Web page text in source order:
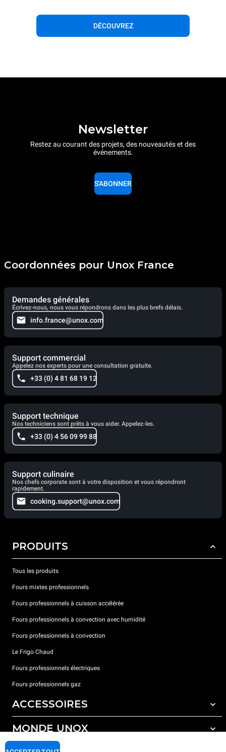
DÉCOUVREZ
Newsletter
Restez au courant des projets, des nouveautés et des
événements.
S'ABONNER
Coordonnées pour Unox France
Demandes générales
Écrivez-nous, nous vous répondrons dans les plus brefs délais.
info.france@unox.com
Support commercial
Appelez nos experts pour une consultation gratuite.
+33 (0) 4 81 68 19 12
Support technique
Nos techniciens sont prêts à vous aider. Appelez-les.
+33 (0) 4 56 09 99 88
Support culinaire
Nos chefs corporate sont à votre disposition et vous répondront
rapidement.
cooking.support@unox.com
PRODUITS
Tous les produits
Fours mixtes professionnels
Fours professionnels à cuisson accélérée
Fours professionnels à convection avec humidité
Fours professionnels à convection
Le Frigo Chaud
Fours professionnels électriques
Fours professionnels gaz
ACCESSOIRES
Tous les accessoires
Détergents pour lavage automatique
MONDE UNOX